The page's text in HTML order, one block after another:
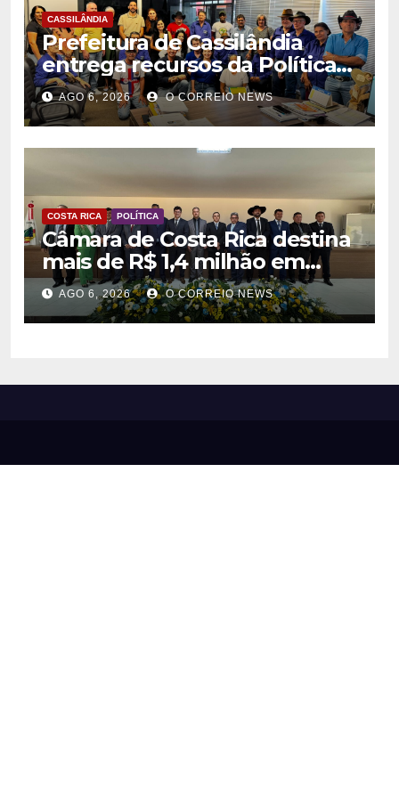
CASSILÂNDIA
Prefeitura de Cassilândia
entrega recursos da Política
Nacional Aldir Blanc a
agentes culturais
AGO 6, 2026 O CORREIO NEWS
COSTA RICA POLÍTICA
Câmara de Costa Rica destina
mais de R$ 1,4 milhão em
emendas para investimentos
em diversas áreas
AGO 6, 2026 O CORREIO NEWS